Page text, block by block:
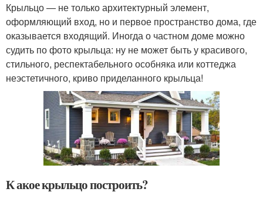
Крыльцо — не только архитектурный элемент,
оформляющий вход, но и первое пространство дома, где
оказывается входящий. Иногда о частном доме можно
судить по фото крыльца: ну не может быть у красивого,
стильного, респектабельного особняка или коттеджа
неэстетичного, криво приделанного крыльца!
К акое крыльцо построить?